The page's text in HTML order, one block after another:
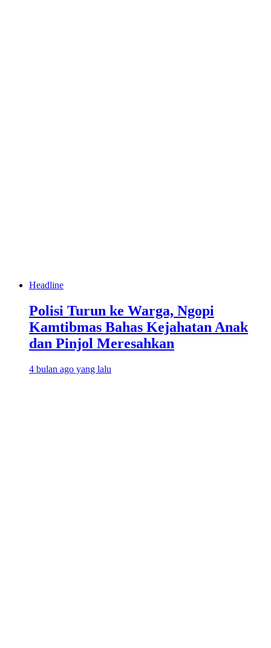
Headline
Polisi Turun ke Warga, Ngopi
Kamtibmas Bahas Kejahatan Anak
dan Pinjol Meresahkan
4 bulan ago yang lalu